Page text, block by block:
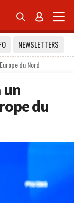
 
NEWSLETTERS
du Nord
un
du